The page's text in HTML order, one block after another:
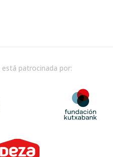
está patrocinada por: